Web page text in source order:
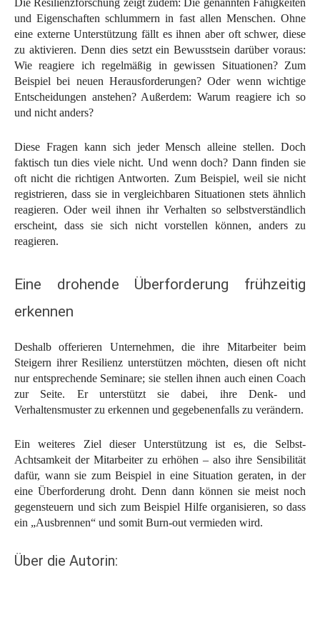
Die Resilienzforschung zeigt zudem: Die genannten Fähigkeiten
und Eigenschaften schlummern in fast allen Menschen. Ohne
eine externe Unterstützung fällt es ihnen aber oft schwer, diese
zu aktivieren. Denn dies setzt ein Bewusstsein darüber voraus:
Wie reagiere ich regelmäßig in gewissen Situationen? Zum
Beispiel bei neuen Herausforderungen? Oder wenn wichtige
Entscheidungen anstehen? Außerdem: Warum reagiere ich so
und nicht anders?
Diese Fragen kann sich jeder Mensch alleine stellen. Doch
faktisch tun dies viele nicht. Und wenn doch? Dann finden sie
oft nicht die richtigen Antworten. Zum Beispiel, weil sie nicht
registrieren, dass sie in vergleichbaren Situationen stets ähnlich
reagieren. Oder weil ihnen ihr Verhalten so selbstverständlich
erscheint, dass sie sich nicht vorstellen können, anders zu
reagieren.
Eine drohende Überforderung frühzeitig
erkennen
Deshalb offerieren Unternehmen, die ihre Mitarbeiter beim
Steigern ihrer Resilienz unterstützen möchten, diesen oft nicht
nur entsprechende Seminare; sie stellen ihnen auch einen Coach
zur Seite. Er unterstützt sie dabei, ihre Denk- und
Verhaltensmuster zu erkennen und gegebenenfalls zu verändern.
Ein weiteres Ziel dieser Unterstützung ist es, die Selbst-
Achtsamkeit der Mitarbeiter zu erhöhen – also ihre Sensibilität
dafür, wann sie zum Beispiel in eine Situation geraten, in der
eine Überforderung droht. Denn dann können sie meist noch
gegensteuern und sich zum Beispiel Hilfe organisieren, so dass
ein „Ausbrennen“ und somit Burn-out vermieden wird.
Über die Autorin: